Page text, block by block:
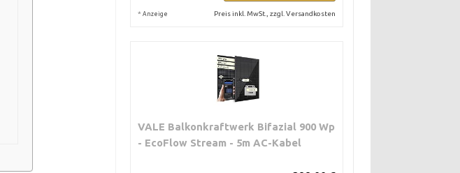
* Anzeige Preis inkl. MwSt., zzgl. Versandkosten
VALE Balkonkraftwerk Bifazial 900 Wp
- EcoFlow Stream - 5m AC-Kabel